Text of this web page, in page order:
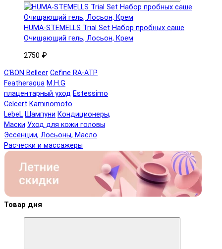
HUMA-STEMELLS Trial Set Набор пробных саше
Очищающий гель, Лосьон, Крем
2750 ₽
C'BON Belleer Cefine RA-ATP
Featheraqua M.H.G
плацентарный уход Estessimo
Celcert Kaminomoto
LebeL Шампуни Кондиционеры,
Маски Уход для кожи головы
Эссенции, Лосьоны, Масло
Расчески и массажеры
Товар дня